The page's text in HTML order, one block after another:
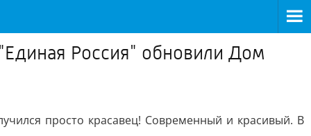
Россия" обновили Дом
просто красавец! Современный и красивый. В